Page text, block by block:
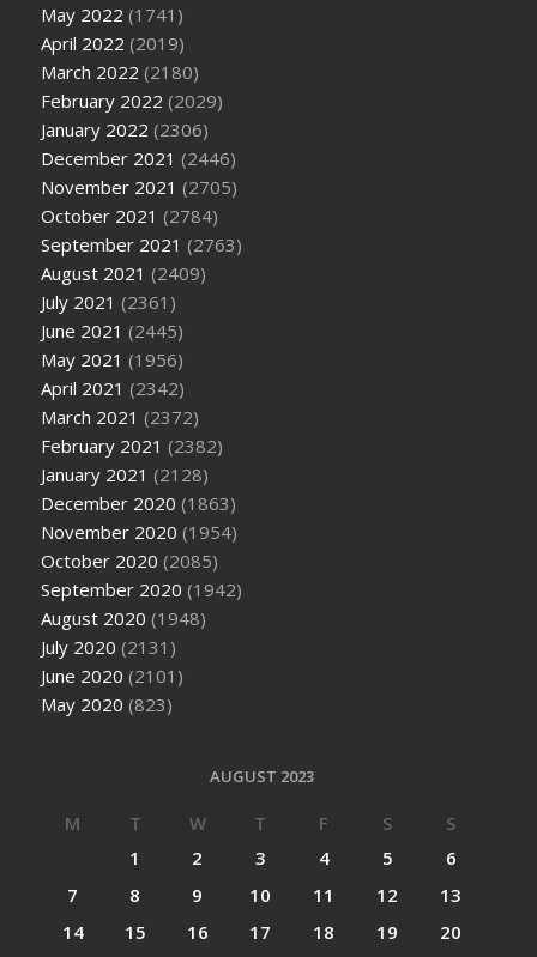
May 2022 (1741)
April 2022 (2019)
March 2022 (2180)
February 2022 (2029)
January 2022 (2306)
December 2021 (2446)
November 2021 (2705)
October 2021 (2784)
September 2021 (2763)
August 2021 (2409)
July 2021 (2361)
June 2021 (2445)
May 2021 (1956)
April 2021 (2342)
March 2021 (2372)
February 2021 (2382)
January 2021 (2128)
December 2020 (1863)
November 2020 (1954)
October 2020 (2085)
September 2020 (1942)
August 2020 (1948)
July 2020 (2131)
June 2020 (2101)
May 2020 (823)
AUGUST 2023
M T W T F S
S
1
2 3 4 5
6
7
8 9 10 11 12
13
14
15 16 17 18 19
20